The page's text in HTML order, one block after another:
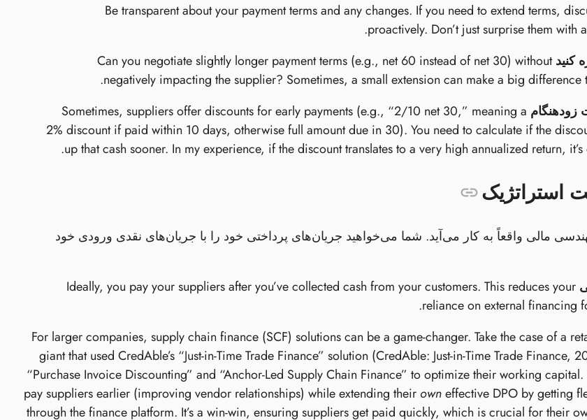
Be transparent about your payment terms and any changes. If you need to extend terms,
proactively. Don’t just surprise them with
کنید Can you negotiate slightly longer payment terms (e.g., net 60 instead of net 30) without
negatively impacting the supplier? Sometimes, a small extension can make a big difference
زودهنگام Sometimes, suppliers offer discounts for early payments (e.g., “2/10 net 30,” meaning a
2% discount if paid within 10 days, otherwise full amount due in 30). You need to calculate if the
up that cash sooner. In my experience, if the discount translates to a very high annualized return, it’s
استراتژیک
مالی واقعاً به کار می‌آید. شما می‌خواهید جریان‌های پرداختی خود را با جریان‌های نقدی ورودی خود
Ideally, you pay your suppliers after you’ve collected cash from your customers. This reduces your
reliance on external financing
For larger companies, supply chain finance (SCF) solutions can be a game-changer. Take the case of a
giant that used CredAble’s “Just-in-Time Trade Finance” solution (CredAble: Just-in-Time Trade Finance,
“Purchase Invoice Discounting” and “Anchor-Led Supply Chain Finance” to optimize their working
pay suppliers earlier (improving vendor relationships) while extending their owneffective DPO by getting
through the finance platform. It’s a win-win, ensuring suppliers get paid quickly, which is crucial for their